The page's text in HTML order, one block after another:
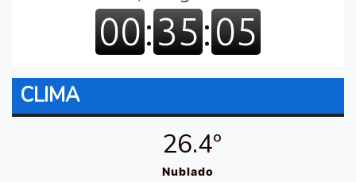
CLIMA
26.4º
Nublado